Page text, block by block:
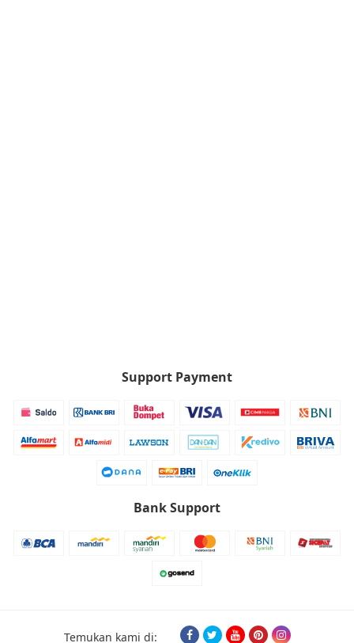
Support Payment
Bank Support
Temukan kami di: